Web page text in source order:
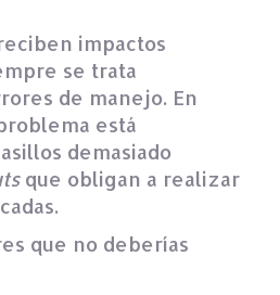
impactos
se trata
de manejo. En
está
demasiado
que obligan a realizar
que no deberías